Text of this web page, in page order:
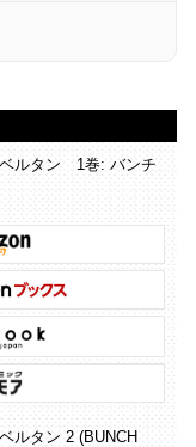
ルタン 1巻: バンチ
ルタン 2 (BUNCH